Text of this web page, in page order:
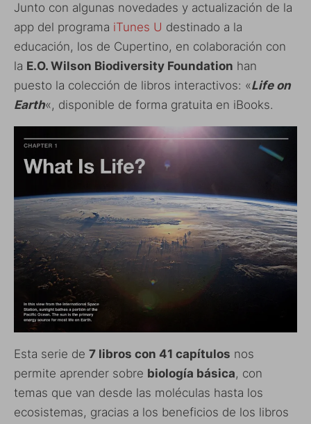
Junto con algunas novedades y actualización de la
app del programa iTunes U destinado a la
educación, los de Cupertino, en colaboración con
la E.O. Wilson Biodiversity Foundation han
puesto la colección de libros interactivos: «Life on
Earth«, disponible de forma gratuita en iBooks.
Esta serie de 7 libros con 41 capítulos nos
permite aprender sobre biología básica, con
temas que van desde las moléculas hasta los
ecosistemas, gracias a los beneficios de los libros